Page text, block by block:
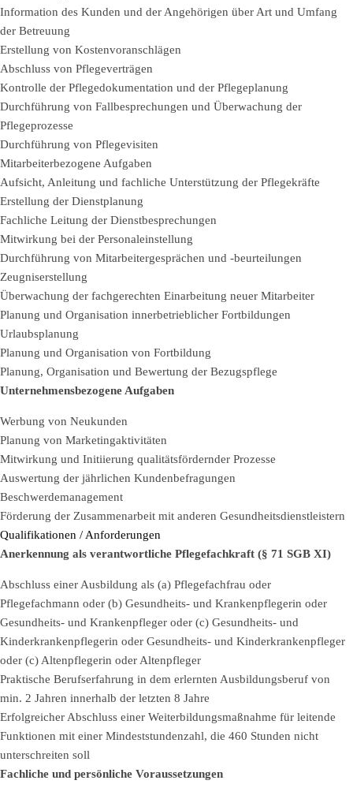
Information des Kunden und der Angehörigen über Art und Umfang
der Betreuung
Erstellung von Kostenvoranschlägen
Abschluss von Pflegeverträgen
Kontrolle der Pflegedokumentation und der Pflegeplanung
Durchführung von Fallbesprechungen und Überwachung der
Pflegeprozesse
Durchführung von Pflegevisiten
Mitarbeiterbezogene Aufgaben
Aufsicht, Anleitung und fachliche Unterstützung der Pflegekräfte
Erstellung der Dienstplanung
Fachliche Leitung der Dienstbesprechungen
Mitwirkung bei der Personaleinstellung
Durchführung von Mitarbeitergesprächen und -beurteilungen
Zeugniserstellung
Überwachung der fachgerechten Einarbeitung neuer Mitarbeiter
Planung und Organisation innerbetrieblicher Fortbildungen
Urlaubsplanung
Planung und Organisation von Fortbildung
Planung, Organisation und Bewertung der Bezugspflege
Unternehmensbezogene Aufgaben
Werbung von Neukunden
Planung von Marketingaktivitäten
Mitwirkung und Initiierung qualitätsfördernder Prozesse
Auswertung der jährlichen Kundenbefragungen
Beschwerdemanagement
Förderung der Zusammenarbeit mit anderen Gesundheitsdienstleistern
Qualifikationen / Anforderungen
Anerkennung als verantwortliche Pflegefachkraft (§ 71 SGB XI)
Abschluss einer Ausbildung als (a) Pflegefachfrau oder
Pflegefachmann oder (b) Gesundheits- und Krankenpflegerin oder
Gesundheits- und Krankenpfleger oder (c) Gesundheits- und
Kinderkrankenpflegerin oder Gesundheits- und Kinderkrankenpfleger
oder (c) Altenpflegerin oder Altenpfleger
Praktische Berufserfahrung in dem erlernten Ausbildungsberuf von
min. 2 Jahren innerhalb der letzten 8 Jahre
Erfolgreicher Abschluss einer Weiterbildungsmaßnahme für leitende
Funktionen mit einer Mindeststundenzahl, die 460 Stunden nicht
unterschreiten soll
Fachliche und persönliche Voraussetzungen